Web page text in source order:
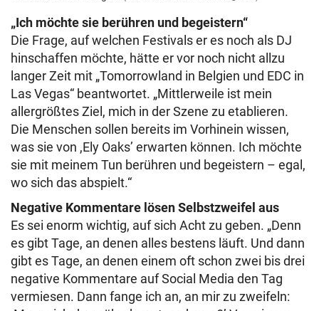
„Ich möchte sie berühren und begeistern“
Die Frage, auf welchen Festivals er es noch als DJ
hinschaffen möchte, hätte er vor noch nicht allzu
langer Zeit mit „Tomorrowland in Belgien und EDC in
Las Vegas“ beantwortet. „Mittlerweile ist mein
allergrößtes Ziel, mich in der Szene zu etablieren.
Die Menschen sollen bereits im Vorhinein wissen,
was sie von ,Ely Oaks’ erwarten können. Ich möchte
sie mit meinem Tun berühren und begeistern – egal,
wo sich das abspielt.“
Negative Kommentare lösen Selbstzweifel aus
Es sei enorm wichtig, auf sich Acht zu geben. „Denn
es gibt Tage, an denen alles bestens läuft. Und dann
gibt es Tage, an denen einem oft schon zwei bis drei
negative Kommentare auf Social Media den Tag
vermiesen. Dann fange ich an, an mir zu zweifeln: